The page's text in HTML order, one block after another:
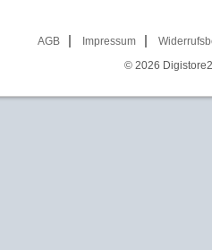
AGB Impressum
© 2026